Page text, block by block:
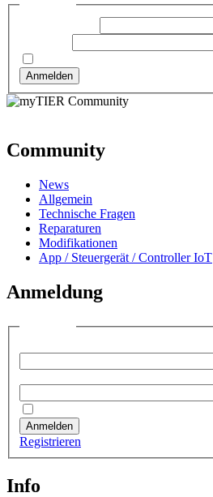
Anmelden
Community
News
Allgemein
Technische Fragen
Reparaturen
Modifikationen
App / Steuergerät / Controller IoT
Anmeldung
Anmelden
Registrieren
Info